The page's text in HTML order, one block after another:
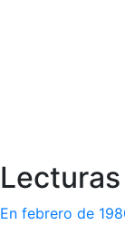
Lecturas
En febrero de